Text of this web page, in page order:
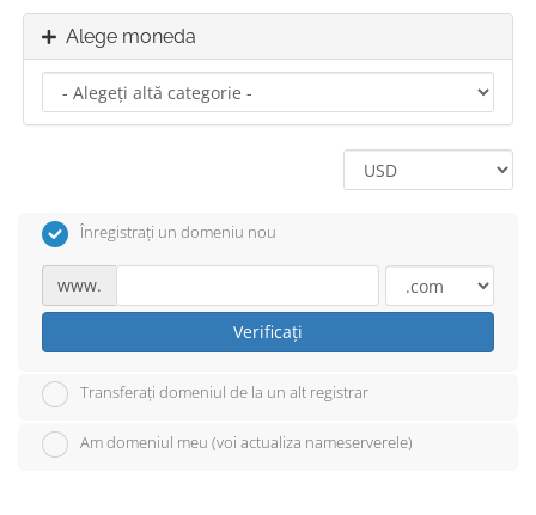
Alege moneda
Înregistrați un domeniu nou
www.
Verificați
Transferați domeniul de la un alt registrar
Am domeniul meu (voi actualiza nameserverele)